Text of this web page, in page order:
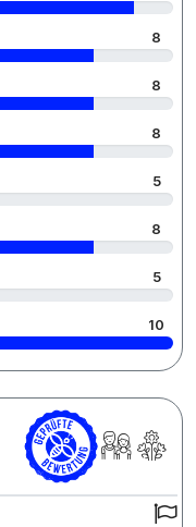
8
8
8
5
8
5
10